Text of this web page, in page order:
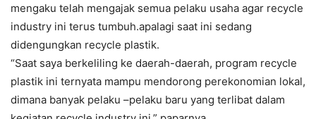
mengaku telah mengajak semua pelaku usaha agar recycle
industry ini terus tumbuh.apalagi saat ini sedang
didengungkan recycle plastik.
“Saat saya berkeliling ke daerah-daerah, program recycle
plastik ini ternyata mampu mendorong perekonomian lokal,
dimana banyak pelaku –pelaku baru yang terlibat dalam